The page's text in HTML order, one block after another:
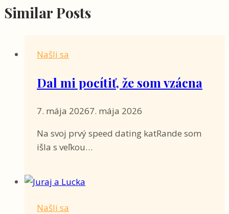
článku
Similar Posts
Našli sa
Dal mi pocítiť, že som vzácna
7. mája 20267. mája 2026
Na svoj prvý speed dating katRande som
išla s veľkou…
Našli sa